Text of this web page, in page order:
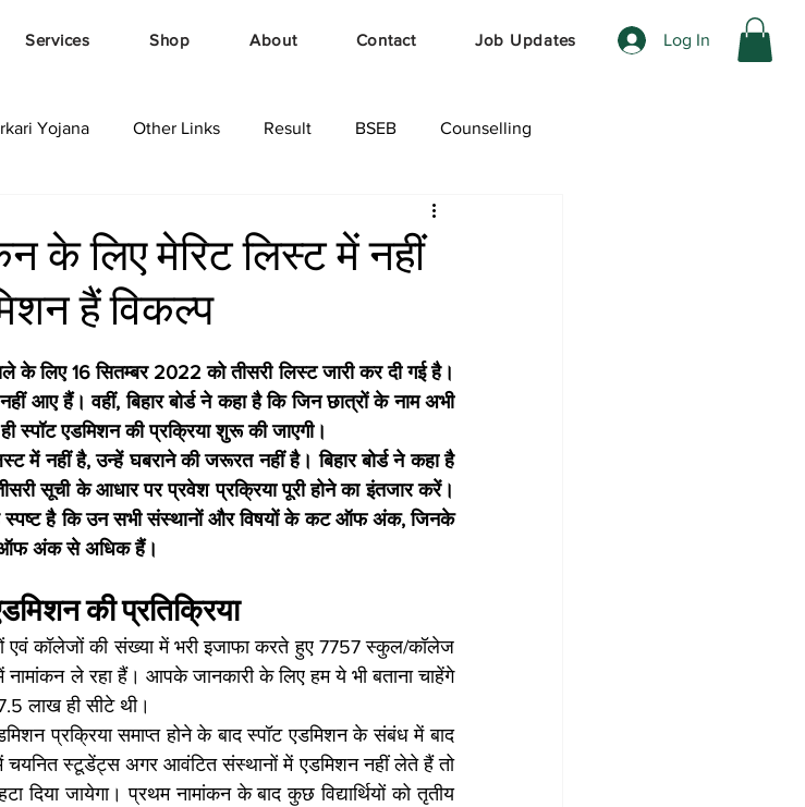
Services Shop About Contact Job Updates Log In
Yojana Other Links Result BSEB Counselling
Form
के लिए मेरिट लिस्ट में नहीं
हैं विकल्प
के लिए 16 सितम्बर 2022 को तीसरी लिस्ट जारी कर दी गई है।
आए हैं। वहीं, बिहार बोर्ड ने कहा है कि जिन छात्रों के नाम अभी
एडमिशन की प्रक्रिया शुरू की जाएगी।
में नहीं है, उन्हें घबराने की जरूरत नहीं है। बिहार बोर्ड ने कहा है
सूची के आधार पर प्रवेश प्रक्रिया पूरी होने का इंतजार करें।
है कि उन सभी संस्थानों और विषयों के कट ऑफ अंक, जिनके
ऑफ अंक से अधिक हैं।
की प्रतिक्रिया
एवं कॉलेजों की संख्या में भरी इजाफा करते हुए 7757 स्कुल/कॉलेज
नामांकन ले रहा हैं। आपके जानकारी के लिए हम ये भी बताना चाहेंगे
लाख ही सीटे थी।
प्रक्रिया समाप्त होने के बाद स्पॉट एडमिशन के संबंध में बाद
चयनित स्टूडेंट्स अगर आवंटित संस्थानों में एडमिशन नहीं लेते हैं तो
दिया जायेगा। प्रथम नामांकन के बाद कुछ विद्यार्थियों को तृतीय